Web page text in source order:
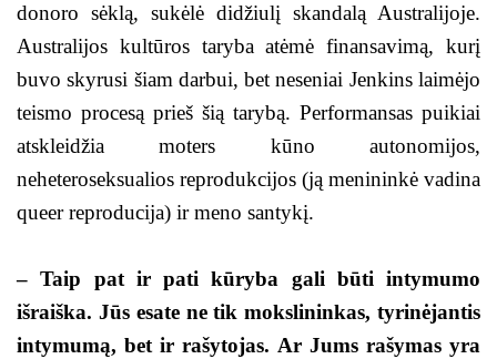
donoro sėklą, sukėlė didžiulį skandalą Australijoje.
Australijos kultūros taryba atėmė finansavimą, kurį
buvo skyrusi šiam darbui, bet neseniai Jenkins laimėjo
teismo procesą prieš šią tarybą. Performansas puikiai
atskleidžia moters kūno autonomijos,
neheteroseksualios reprodukcijos (ją menininkė vadina
queer reproducija) ir meno santykį.
– Taip pat ir pati kūryba gali būti intymumo
išraiška. Jūs esate ne tik mokslininkas, tyrinėjantis
intymumą, bet ir rašytojas. Ar Jums rašymas yra